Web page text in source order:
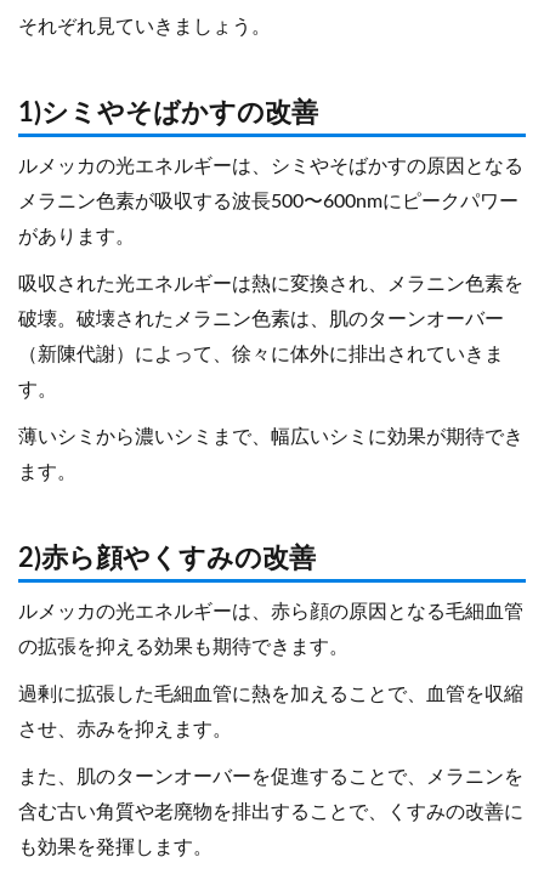
それぞれ見ていきましょう。
1)シミやそばかすの改善
ルメッカの光エネルギーは、シミやそばかすの原因となる
メラニン色素が吸収する波長500〜600nmにピークパワー
があります。
吸収された光エネルギーは熱に変換され、メラニン色素を
破壊。破壊されたメラニン色素は、肌のターンオーバー
（新陳代謝）によって、徐々に体外に排出されていきま
す。
薄いシミから濃いシミまで、幅広いシミに効果が期待でき
ます。
2)赤ら顔やくすみの改善
ルメッカの光エネルギーは、赤ら顔の原因となる毛細血管
の拡張を抑える効果も期待できます。
過剰に拡張した毛細血管に熱を加えることで、血管を収縮
させ、赤みを抑えます。
また、肌のターンオーバーを促進することで、メラニンを
含む古い角質や老廃物を排出することで、くすみの改善に
も効果を発揮します。